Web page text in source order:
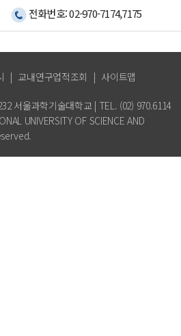
전화번호: 02-970-7174,7175
| 교내연구업적조회 | 사이트맵
서울과학기술대학교 | TEL. (02) 970.6114
UNIVERSITY OF SCIENCE AND